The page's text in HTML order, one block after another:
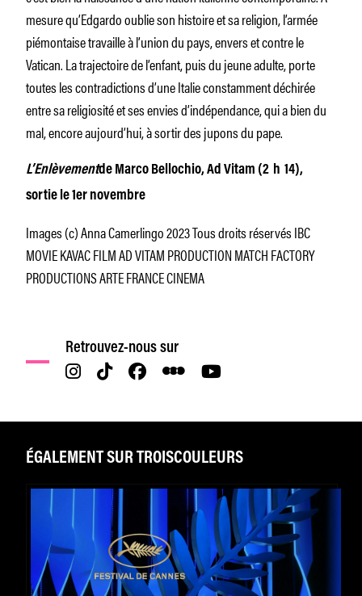
mesure qu’Edgardo oublie son histoire et sa religion, l’armée
piémontaise travaille à l’union du pays, envers et contre le
Vatican. La trajectoire de l’enfant, puis du jeune adulte, porte
toutes les contradictions d’une Italie constamment déchirée
entre sa religiosité et ses envies d’indépendance, qui a bien du
mal, encore aujourd’hui, à sortir des jupons du pape.
L’Enlèvementde Marco Bellochio, Ad Vitam (2 h 14),
sortie le 1er novembre
Images (c) Anna Camerlingo 2023 Tous droits réservés IBC
MOVIE KAVAC FILM AD VITAM PRODUCTION MATCH FACTORY
PRODUCTIONS ARTE FRANCE CINEMA
Retrouvez-nous sur
ÉGALEMENT SUR TROISCOULEURS